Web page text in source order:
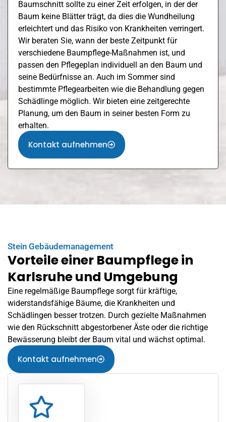
Baumschnitt sollte zu einer Zeit erfolgen, in der der
Baum keine Blätter trägt, da dies die Wundheilung
erleichtert und das Risiko von Krankheiten verringert.
Wir beraten Sie, wann der beste Zeitpunkt für
verschiedene Baumpflege-Maßnahmen ist, und
passen den Pflegeplan individuell an den Baum und
seine Bedürfnisse an. Auch im Sommer sind
bestimmte Pflegearbeiten wie die Behandlung gegen
Schädlinge möglich. Wir bieten eine zeitgerechte
Planung, um den Baum in seiner besten Form zu
erhalten.
Kontakt aufnehmen
Stein Gebäudemanagement
Vorteile einer Baumpflege in
Karlsruhe und Umgebung
Eine regelmäßige Baumpflege sorgt für kräftige,
widerstandsfähige Bäume, die Krankheiten und
Schädlingen besser trotzen. Durch gezielte Maßnahmen
wie den Rückschnitt abgestorbener Äste oder die richtige
Bewässerung bleibt der Baum vital und wächst optimal.
Kontakt aufnehmen